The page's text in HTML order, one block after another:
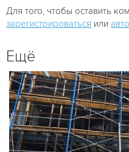
Для того, чтобы оставить
зарегистрироваться или
Ещё